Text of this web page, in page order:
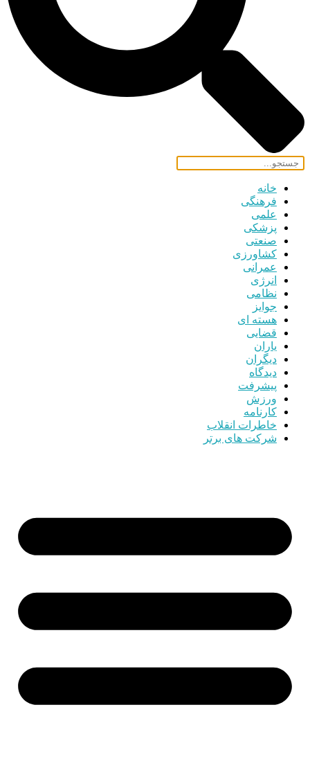
خانه
فرهنگی
علمی
پزشکی
صنعتی
کشاورزی
عمرانی
انرژی
نظامی
جوایز
هسته ای
قضایی
یاران
دیگران
دیدگاه
پیشرفت
ورزش
کارنامه
خاطرات انقلاب
شرکت های برتر